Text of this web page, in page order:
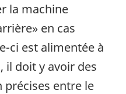
la machine
en cas
ci est alimentée à
il doit y avoir des
entre le